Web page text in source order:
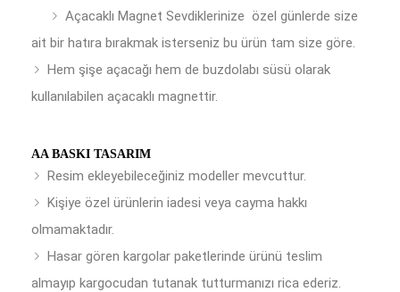
Açacaklı Magnet Sevdiklerinize özel günlerde size
ait bir hatıra bırakmak isterseniz bu ürün tam size göre.
Hem şişe açacağı hem de buzdolabı süsü olarak
kullanılabilen açacaklı magnettir.
AA BASKI TASARIM
Resim ekleyebileceğiniz modeller mevcuttur.
Kişiye özel ürünlerin iadesi veya cayma hakkı
olmamaktadır.
Hasar gören kargolar paketlerinde ürünü teslim
almayıp kargocudan tutanak tutturmanızı rica ederiz.